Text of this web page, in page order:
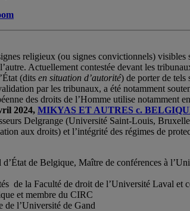
religieux (ou signes convictionnels)
Actuellement contestée devant les
(dits en situation d’autorité) de porter de tels
par les tribunaux, a été notamment
des droits de l’Homme utilise notamment
2024, MIKYAS ET AUTRES c.
Delgrange (Université Saint-Louis,
aux droits) et l’intégrité des régimes de
de Belgique, Maître de conférences à
de la Faculté de droit de l’Université Laval
et membre du CIRC
de l’Université de Gand